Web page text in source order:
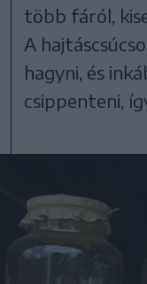
több fáról,
A
hagyni, és
csippenteni,